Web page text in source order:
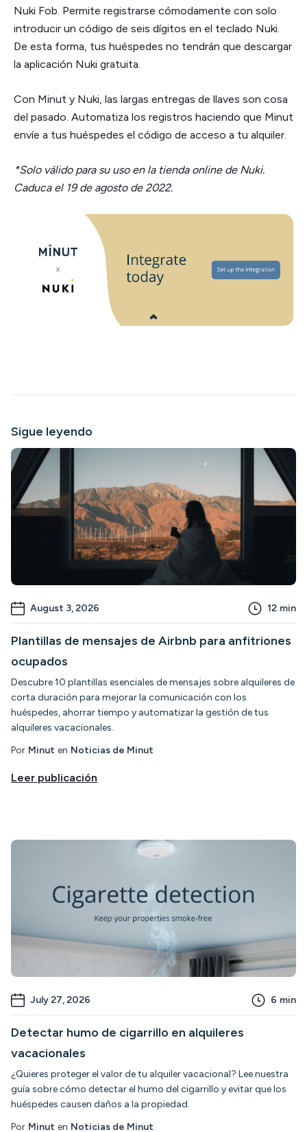
Nuki Fob. Permite registrarse cómodamente con solo
introducir un código de seis dígitos en el teclado Nuki.
De esta forma, tus huéspedes no tendrán que descargar
la aplicación Nuki gratuita.
Con Minut y Nuki, las largas entregas de llaves son cosa
del pasado. Automatiza los registros haciendo que Minut
envíe a tus huéspedes el código de acceso a tu alquiler.
*Solo válido para su uso en la tienda online de Nuki.
Caduca el 19 de agosto de 2022.
Sigue leyendo
August 3, 2026 12 min
Plantillas de mensajes de Airbnb para anfitriones
ocupados
Descubre 10 plantillas esenciales de mensajes sobre alquileres de
corta duración para mejorar la comunicación con los
huéspedes, ahorrar tiempo y automatizar la gestión de tus
alquileres vacacionales.
Por Minut en Noticias de Minut
Leer publicación
July 27, 2026 6 min
Detectar humo de cigarrillo en alquileres
vacacionales
¿Quieres proteger el valor de tu alquiler vacacional? Lee nuestra
guía sobre cómo detectar el humo del cigarrillo y evitar que los
huéspedes causen daños a la propiedad.
Por Minut en Noticias de Minut